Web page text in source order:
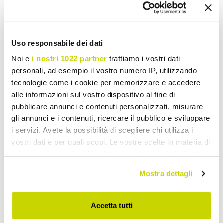
Uso responsabile dei dati
Noi e i nostri 1022 partner trattiamo i vostri dati
personali, ad esempio il vostro numero IP, utilizzando
tecnologie come i cookie per memorizzare e accedere
alle informazioni sul vostro dispositivo al fine di
pubblicare annunci e contenuti personalizzati, misurare
gli annunci e i contenuti, ricercare il pubblico e sviluppare
i servizi. Avete la possibilità di scegliere chi utilizza i
vostri dati e per quali scopi. Le vostre scelte in materia di
modificare o revocare il proprio consenso in qualsiasi
momento dalla Dichiarazione sui cookie o facendo clic
sull'icona di attivazione della privacy.
Mostra dettagli
Accetta tutti
Stuur uw mening over dit product Print
Moderne Koffie-en Bijzettafels